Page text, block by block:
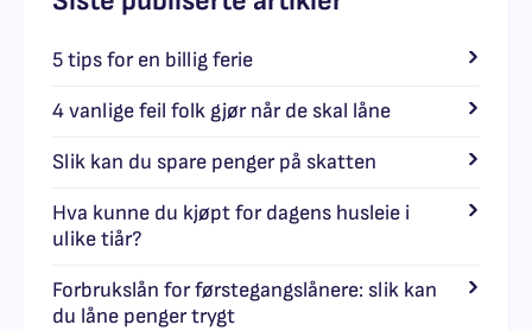
5 tips for en billig ferie
4 vanlige feil folk gjør når de skal låne
Slik kan du spare penger på skatten
Hva kunne du kjøpt for dagens husleie i
ulike tiår?
Forbrukslån for førstegangslånere: slik kan
du låne penger trygt